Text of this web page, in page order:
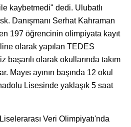
kaybetmedi" dedi. Ulubatlı
Danışmanı Serhat Kahraman
197 öğrencinin olimpiyata kayıt
olarak yapılan TEDES
başarılı olarak okullarında takım
Mayıs ayının başında 12 okul
Lisesinde yaklaşık 5 saat
Veri Olimpiyatı'nda